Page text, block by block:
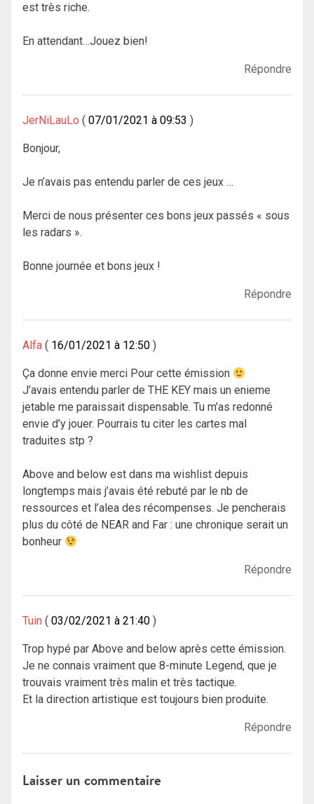
est très riche.
En attendant…Jouez bien!
Répondre
JerNiLauLo 07/01/2021 à 09:53
Bonjour,
Je n’avais pas entendu parler de ces jeux …
Merci de nous présenter ces bons jeux passés « sous
les radars ».
Bonne journée et bons jeux !
Répondre
Alfa 16/01/2021 à 12:50
Ça donne envie merci Pour cette émission
J’avais entendu parler de THE KEY mais un enieme
jetable me paraissait dispensable. Tu m’as redonné
envie d’y jouer. Pourrais tu citer les cartes mal
traduites stp ?
Above and below est dans ma wishlist depuis
longtemps mais j’avais été rebuté par le nb de
ressources et l’alea des récompenses. Je pencherais
plus du côté de NEAR and Far : une chronique serait un
bonheur
Répondre
Tuin 03/02/2021 à 21:40
Trop hypé par Above and below après cette émission.
Je ne connais vraiment que 8-minute Legend, que je
trouvais vraiment très malin et très tactique.
Et la direction artistique est toujours bien produite.
Répondre
Laisser un commentaire